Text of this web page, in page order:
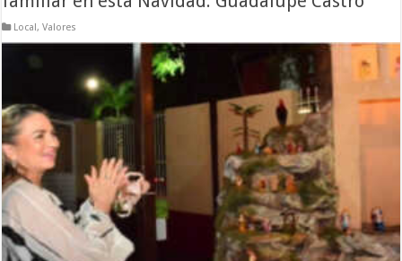
Local,Valores